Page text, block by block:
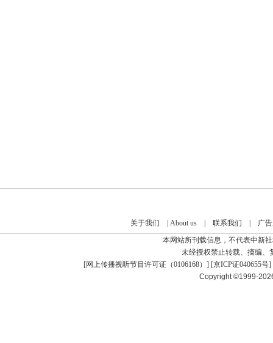
关于我们 About us| 联系我们
广
本网站所刊载信息，不代表中新
未经授权禁止转载、摘编、
[网上传播视听节目许可证（0106168） ] [京ICP证040655号]
Copyright ©1999-